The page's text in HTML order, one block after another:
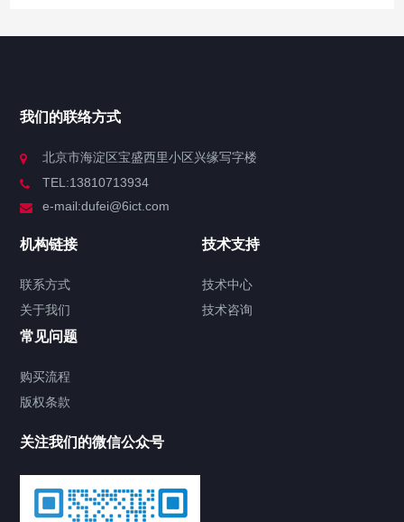
我们的联络方式
北京市海淀区宝盛西里小区兴缘写字楼
TEL:13810713934
e-mail:dufei@6ict.com
机构链接
联系方式
关于我们
技术支持
技术中心
技术咨询
常见问题
购买流程
版权条款
关注我们的微信公众号